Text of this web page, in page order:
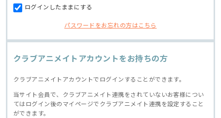
ログインしたままにする
パスワードをお忘れの方はこちら
クラブアニメイトアカウントをお持ちの方
クラブアニメイトアカウントでログインすることができます。
当サイト会員で、クラブアニメイト連携をされていないお客様につい
てはログイン後のマイページでクラブアニメイト連携を設定すること
ができます。